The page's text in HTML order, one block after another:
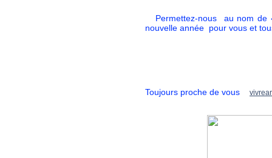
Permettez-nous au nom de
nouvelle année pour vous et
Toujours proche de vous